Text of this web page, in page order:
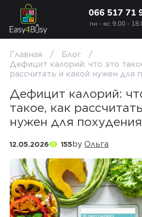
066 517 71
пн - вс: 9.00 -
Главная
Блог
Дефицит калорий: что это
рассчитать и какой нужен для
Дефицит калорий:
такое, как
нужен для похудения
12.05.2026 155by Ольга